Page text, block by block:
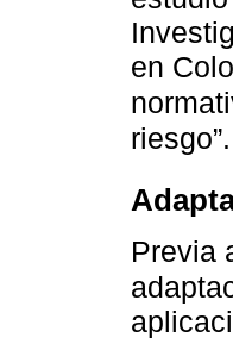
en
riesgo”.
Previa